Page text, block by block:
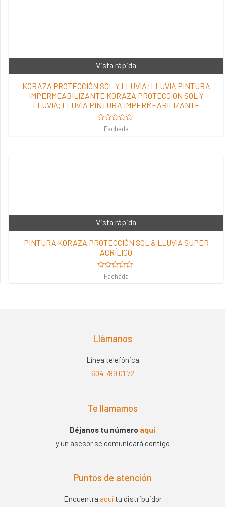
Vista rápida
KORAZA PROTECCIÓN SOL Y LLUVIA; LLUVIA PINTURA
IMPERMEABILIZANTE KORAZA PROTECCIÓN SOL Y
LLUVIA; LLUVIA PINTURA IMPERMEABILIZANTE
Valorado
Fachada
Vista rápida
PINTURA KORAZA PROTECCIÓN SOL & LLUVIA SUPER
ACRÍLICO
Valorado
Fachada
Llámanos
Línea telefónica
604 789 01 72
Te llamamos
Déjanos tu número aquí
y un asesor se comunicará contigo
Puntos de atención
Encuentra aquítu distribuidor